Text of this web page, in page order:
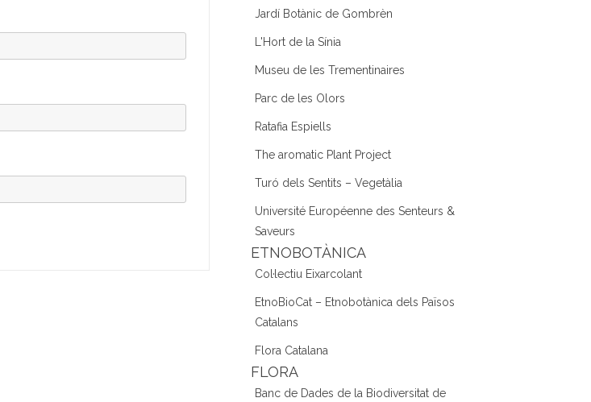
Jardí Botànic de Gombrèn
L'Hort de la Sínia
Museu de les Trementinaires
Parc de les Olors
Ratafia Espiells
The aromatic Plant Project
Turó dels Sentits – Vegetàlia
Université Européenne des Senteurs &
Saveurs
ETNOBOTÀNICA
Col·lectiu Eixarcolant
EtnoBioCat – Etnobotànica dels Països
Catalans
Flora Catalana
FLORA
Banc de Dades de la Biodiversitat de